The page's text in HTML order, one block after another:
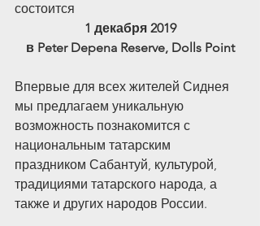
состоится
1 декабря 2019
в Peter Depena Reserve, Dolls Point
Впервые для всех жителей Сиднея
мы предлагаем уникальную
возможность познакомится с
национальным татарским
праздником Сабантуй, культурой,
традициями татарского народа, а
также и других народов России.